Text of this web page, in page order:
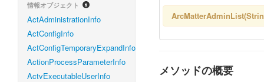
情報オブジェクト
ActAdministrationInfo
ActConfigInfo
ActConfigTemporaryExpandInfo
ActionProcessParameterInfo
ActvExecutableUserInfo
メソッドの概要